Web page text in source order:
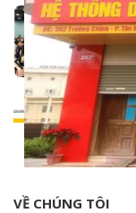
VỀ CHÚNG TÔI